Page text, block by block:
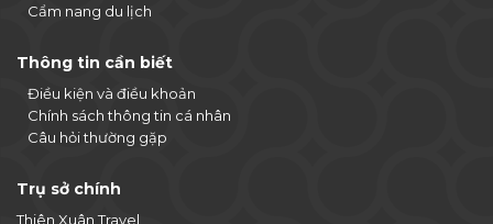
Cẩm nang du lịch
Thông tin cần biết
Điều kiện và điều khoản
Chính sách thông tin cá nhân
Câu hỏi thường gặp
Trụ sở chính
Thiên Xuân Travel